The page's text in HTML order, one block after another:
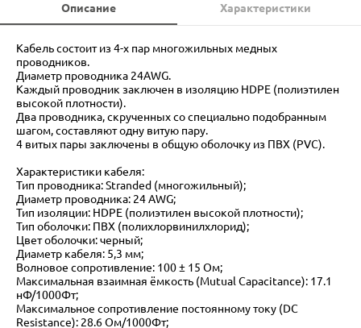
Описание Характеристики
Кабель состоит из 4-х пар многожильных медных
проводников.
Диаметр проводника 24AWG.
Каждый проводник заключен в изоляцию HDPE (полиэтилен
высокой плотности).
Два проводника, скрученных со специально подобранным
шагом, составляют одну витую пару.
4 витых пары заключены в общую оболочку из ПВХ (PVC).
Характеристики кабеля:
Тип проводника: Stranded (многожильный);
Диаметр проводника: 24 AWG;
Тип изоляции: HDPE (полиэтилен высокой плотности);
Тип оболочки: ПВХ (полихлорвинилхлорид);
Цвет оболочки: черный;
Диаметр кабеля: 5,3 мм;
Волновое сопротивление: 100 ± 15 Ом;
Максимальная взаимная ёмкость (Mutual Capacitance): 17.1
нФ/1000Фт;
Максимальное сопротивление постоянному току (DC
Resistance): 28.6 Ом/1000Фт;